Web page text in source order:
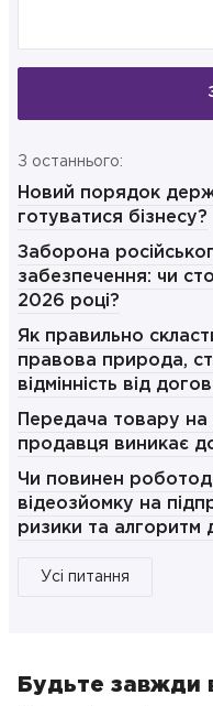
З останнього:
Новий порядок
готуватися бізнесу?
Заборона
забезпечення: чи
2026 році?
Як правильно
правова природа,
відмінність від
Передача товару на
продавця виникає
Чи повинен
відеозйомку на
ризики та алгоритм
Усі питання
Будьте завжди